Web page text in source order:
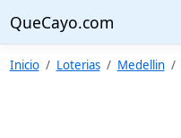
QueCayo.com
Inicio Loterias Medellin